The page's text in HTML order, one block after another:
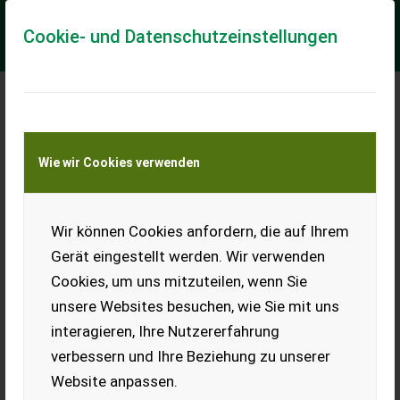
Cookie- und Datenschutzeinstellungen
Wie wir Cookies verwenden
Wir können Cookies anfordern, die auf Ihrem
Gerät eingestellt werden. Wir verwenden
Cookies, um uns mitzuteilen, wenn Sie
unsere Websites besuchen, wie Sie mit uns
interagieren, Ihre Nutzererfahrung
verbessern und Ihre Beziehung zu unserer
Website anpassen.
Meine Transportkostenanfrage
Transport von Land- und Baumaschinen –
KEINE Tiertransporte
Joskin Alpina 8000S Garda
Lagermaschine
verfügbar !!! - Druckluftbremse - ALB-Regler auf
Füllstandsanzeiger mit Schwimmer - Bereifun...
EUR 43.500 inkl. 20 % MwSt.